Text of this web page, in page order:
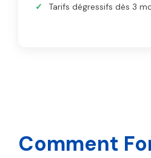
Tarifs dégressifs dès 3
Comment